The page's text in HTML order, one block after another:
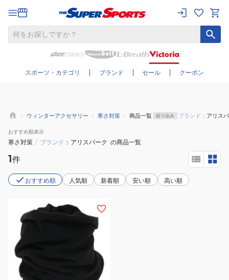
スポーツ・カテゴリ ブランド セール クーポン
さらに絞り込む
ウィンターアクセサリー 寒さ対策 商品一覧 絞り込み ブランド： アリス
おすすめ順表示
寒さ対策 / ブランド アリスパーク の商品一覧
1件
おすすめ順 人気順 新着順 安い順 高い順
ス)